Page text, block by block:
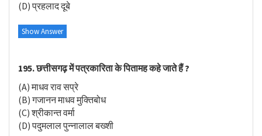
(D) प्रहलाद दूबे
Show Answer
195. छत्तीसगढ़ में पत्रकारिता के पितामह कहे जाते हैं ?
(A) माधव राव सप्रे
(B) गजानन माधव मुक्तिबोध
(C) श्रीकान्त वर्मा
(D) पदुमलाल पुन्नालाल बख्शी